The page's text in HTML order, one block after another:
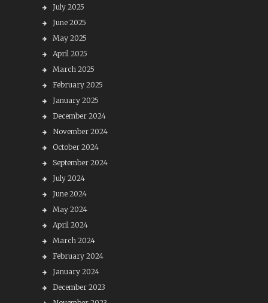
July 2025
June 2025
May 2025
April 2025
March 2025
February 2025
January 2025
December 2024
November 2024
October 2024
September 2024
July 2024
June 2024
May 2024
April 2024
March 2024
February 2024
January 2024
December 2023